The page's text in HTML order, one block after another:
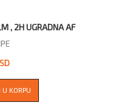
, 2H UGRADNA AF